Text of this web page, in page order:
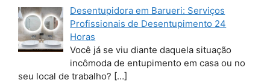
Desentupidora em Barueri: Serviços
Profissionais de Desentupimento 24
Horas
Você já se viu diante daquela situação
incômoda de entupimento em casa ou no
seu local de trabalho? […]